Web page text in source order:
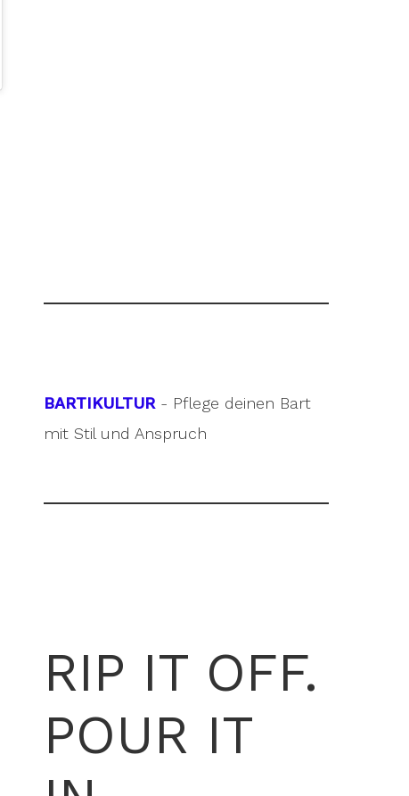
BARTIKULTUR- Pflege deinen Bart
mit Stil und Anspruch
RIP IT OFF.
POUR IT